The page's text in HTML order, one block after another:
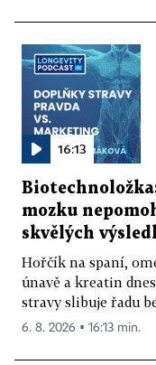
16:13
mozku
skvělých
Hořčík na spaní,
únavě a kreatin
stravy slibuje řadu
6. 8. 2026 ▪ 16:13 min.